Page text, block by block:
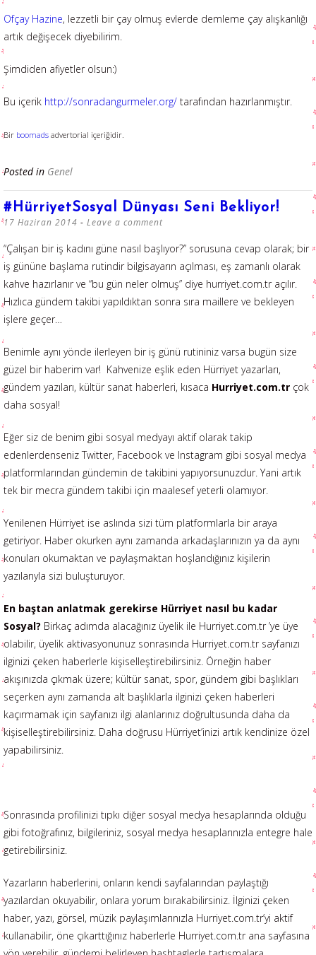
Ofçay Hazine, lezzetli bir çay olmuş evlerde demleme çay alışkanlığı
artık değişecek diyebilirim.
Şimdiden afiyetler olsun:)
Bu içerik http://sonradangurmeler.org/ tarafından hazırlanmıştır.
Bir boomads advertorial içeriğidir.
Posted in Genel
#HürriyetSosyal Dünyası Seni Bekliyor!
17 Haziran 2014 Leave a comment
“Çalışan bir iş kadını güne nasıl başlıyor?” sorusuna cevap olarak; bir
iş gününe başlama rutindir bilgisayarın açılması, eş zamanlı olarak
kahve hazırlanır ve “bu gün neler olmuş” diye hurriyet.com.tr açılır.
Hızlıca gündem takibi yapıldıktan sonra sıra maillere ve bekleyen
işlere geçer…
Benimle aynı yönde ilerleyen bir iş günü rutininiz varsa bugün size
güzel bir haberim var! Kahvenize eşlik eden Hürriyet yazarları,
gündem yazıları, kültür sanat haberleri, kısaca Hurriyet.com.tr çok
daha sosyal!
Eğer siz de benim gibi sosyal medyayı aktif olarak takip
edenlerdenseniz Twitter, Facebook ve Instagram gibi sosyal medya
platformlarından gündemin de takibini yapıyorsunuzdur. Yani artık
tek bir mecra gündem takibi için maalesef yeterli olamıyor.
Yenilenen Hürriyet ise aslında sizi tüm platformlarla bir araya
getiriyor. Haber okurken aynı zamanda arkadaşlarınızın ya da aynı
konuları okumaktan ve paylaşmaktan hoşlandığınız kişilerin
yazılarıyla sizi buluşturuyor.
En baştan anlatmak gerekirse Hürriyet nasıl bu kadar
Sosyal? Birkaç adımda alacağınız üyelik ile Hurriyet.com.tr ’ye üye
olabilir, üyelik aktivasyonunuz sonrasında Hurriyet.com.tr sayfanızı
ilginizi çeken haberlerle kişiselleştirebilirsiniz. Örneğin haber
akışınızda çıkmak üzere; kültür sanat, spor, gündem gibi başlıkları
seçerken aynı zamanda alt başlıklarla ilginizi çeken haberleri
kaçırmamak için sayfanızı ilgi alanlarınız doğrultusunda daha da
kişiselleştirebilirsiniz. Daha doğrusu Hürriyet’inizi artık kendinize özel
yapabilirsiniz.
Sonrasında profilinizi tıpkı diğer sosyal medya hesaplarında olduğu
gibi fotoğrafınız, bilgileriniz, sosyal medya hesaplarınızla entegre hale
getirebilirsiniz.
Yazarların haberlerini, onların kendi sayfalarından paylaştığı
yazılardan okuyabilir, onlara yorum bırakabilirsiniz. İlginizi çeken
haber, yazı, görsel, müzik paylaşımlarınızla Hurriyet.com.tr’yi aktif
kullanabilir, öne çıkarttığınız haberlerle Hurriyet.com.tr ana sayfasına